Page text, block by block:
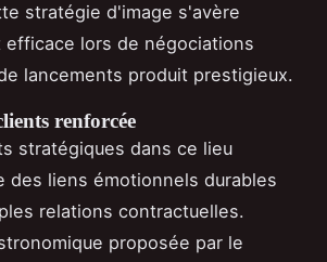
stratégie d'image s'avère
efficace lors de négociations
lancements produit prestigieux.
renforcée
stratégiques dans ce lieu
des liens émotionnels durables
relations contractuelles.
proposée par le